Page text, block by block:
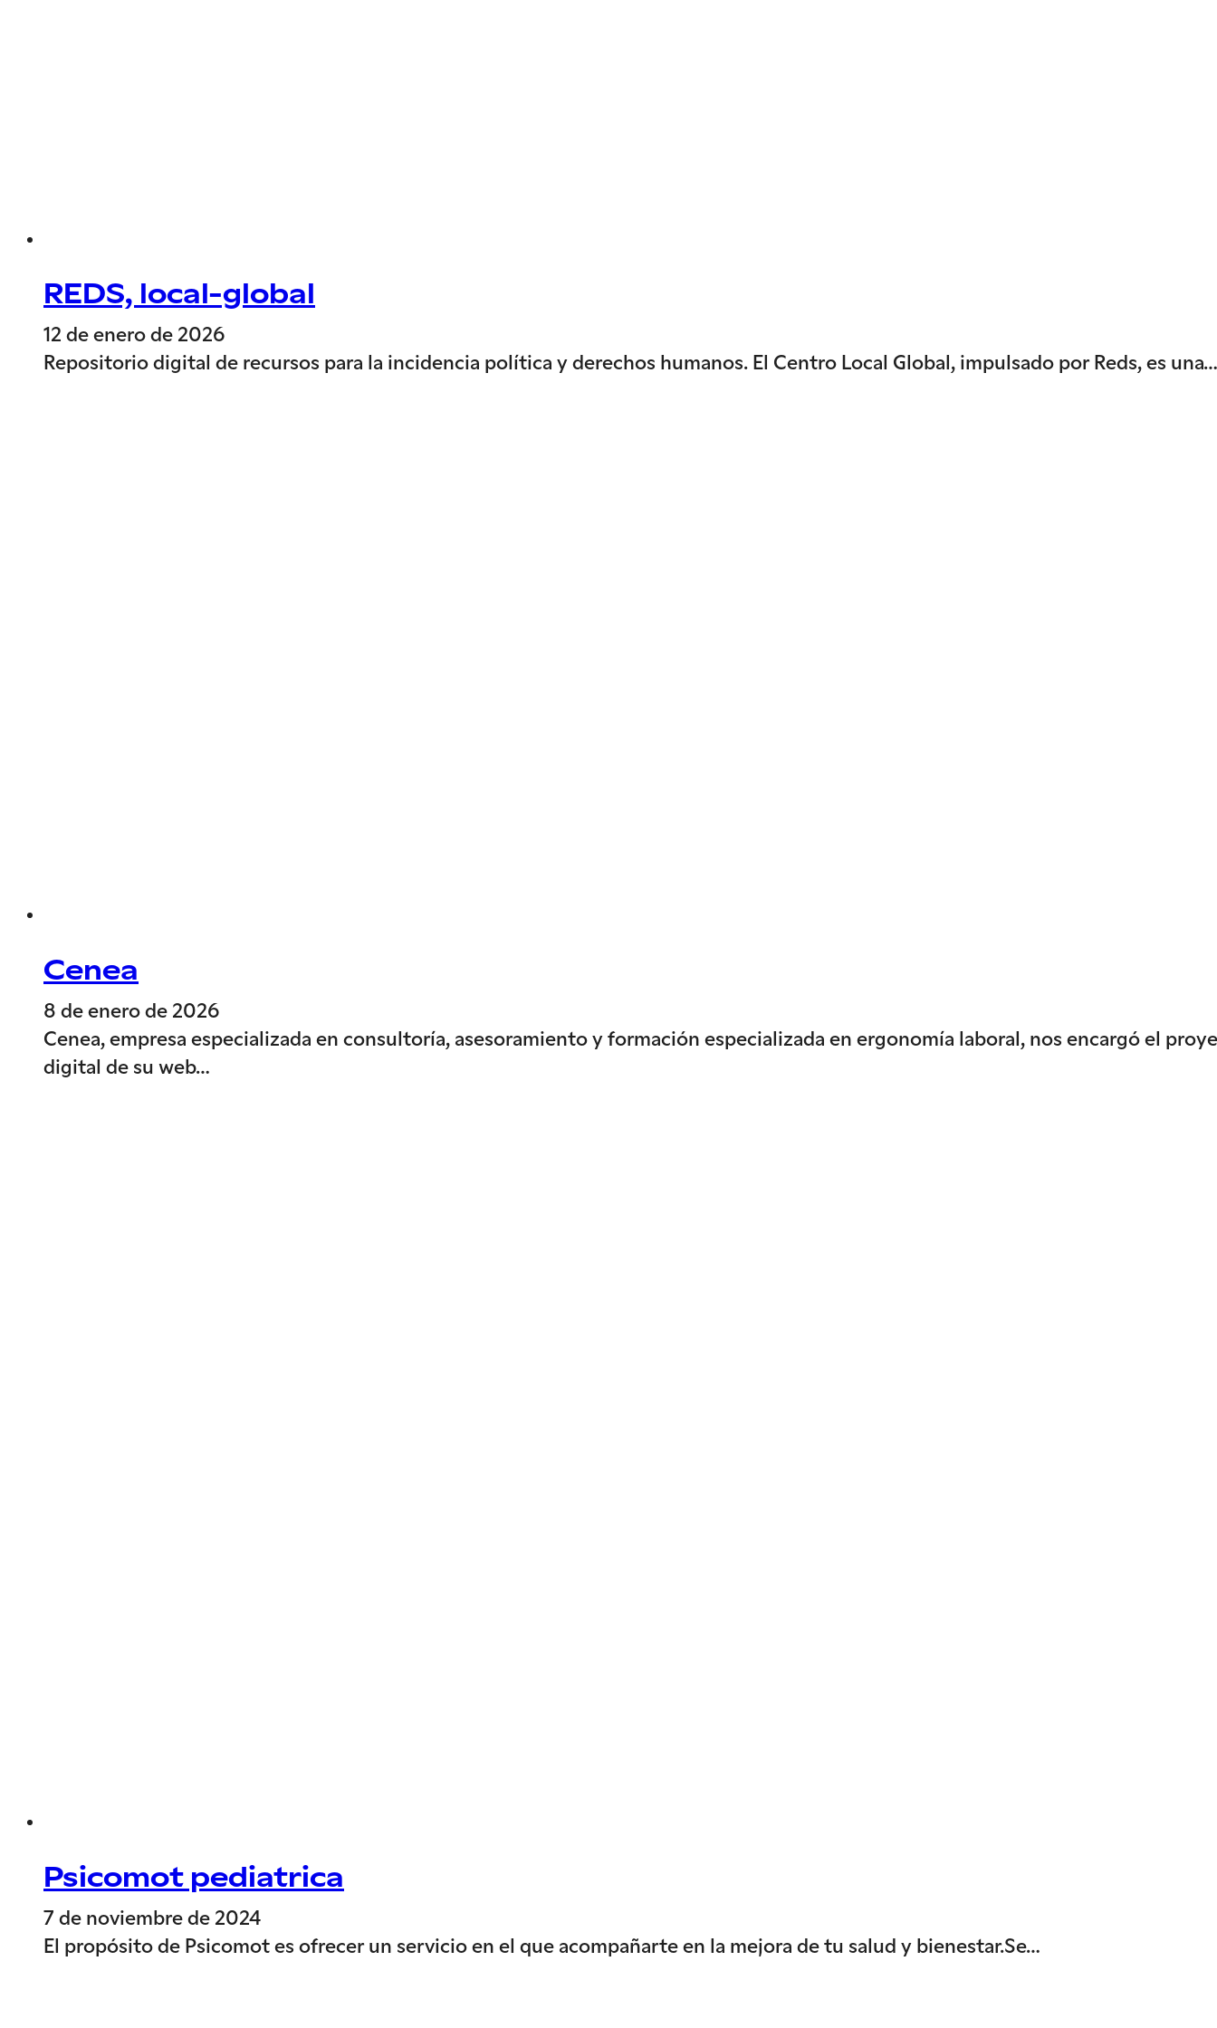
REDS, local-global
12 de enero de 2026
Repositorio digital de recursos para la incidencia política y derechos humanos. El Centro Local Global, impulsado por Reds, es una…
Cenea
8 de enero de 2026
Cenea, empresa especializada en consultoría, asesoramiento y formación especializada en ergonomía laboral, nos encargó el
digital de su web…
Psicomot pediatrica
7 de noviembre de 2024
El propósito de Psicomot es ofrecer un servicio en el que acompañarte en la mejora de tu salud y bienestar.Se…